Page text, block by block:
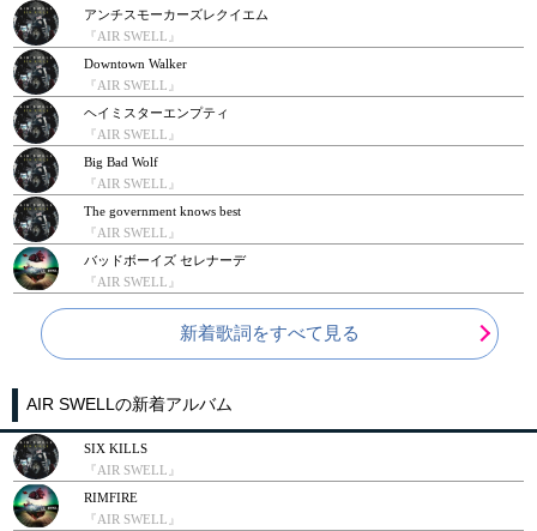
アンチスモーカーズレクイエム
『AIR SWELL』
Downtown Walker
『AIR SWELL』
ヘイミスターエンプティ
『AIR SWELL』
Big Bad Wolf
『AIR SWELL』
The government knows best
『AIR SWELL』
バッドボーイズ セレナーデ
『AIR SWELL』
新着歌詞をすべて見る
AIR SWELLの新着アルバム
SIX KILLS
『AIR SWELL』
RIMFIRE
『AIR SWELL』